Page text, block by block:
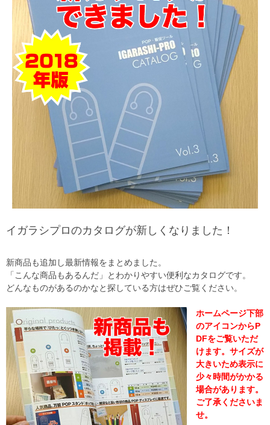
イガラシプロのカタログが新しくなりました！
新商品も追加し最新情報をまとめました。
「こんな商品もあるんだ」とわかりやすい便利なカタログです。
どんなものがあるのかなと探している方はぜひご覧ください。
ホームページ下部
のアイコンからP
DFをご覧いただ
けます。サイズが
大きいため表示に
少々時間がかかる
場合があります。
ご了承くださいま
せ。